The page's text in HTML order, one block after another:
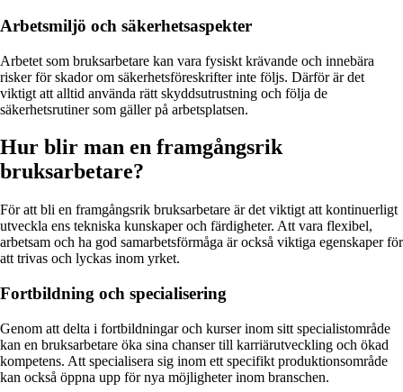
Arbetsmiljö och säkerhetsaspekter
Arbetet som bruksarbetare kan vara fysiskt krävande och innebära
risker för skador om säkerhetsföreskrifter inte följs. Därför är det
viktigt att alltid använda rätt skyddsutrustning och följa de
säkerhetsrutiner som gäller på arbetsplatsen.
Hur blir man en framgångsrik
bruksarbetare?
För att bli en framgångsrik bruksarbetare är det viktigt att kontinuerligt
utveckla ens tekniska kunskaper och färdigheter. Att vara flexibel,
arbetsam och ha god samarbetsförmåga är också viktiga egenskaper för
att trivas och lyckas inom yrket.
Fortbildning och specialisering
Genom att delta i fortbildningar och kurser inom sitt specialistområde
kan en bruksarbetare öka sina chanser till karriärutveckling och ökad
kompetens. Att specialisera sig inom ett specifikt produktionsområde
kan också öppna upp för nya möjligheter inom branschen.